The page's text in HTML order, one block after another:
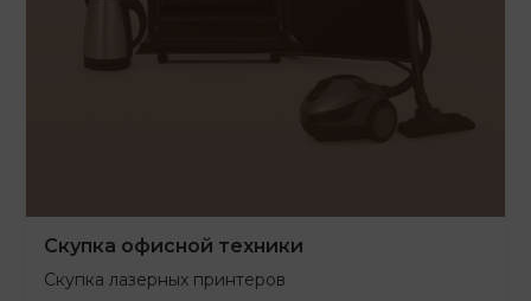
Скупка офисной техники
Скупка лазерных принтеров